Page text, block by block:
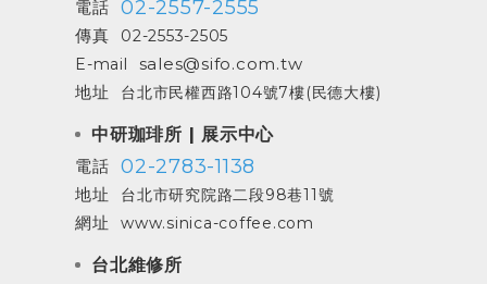
電話 02-2557-2555
傳真
02-2553-2505
E-mail
sales@sifo.com.tw
地址
台北市民權西路104號7樓(民德大樓)
中研珈琲所 | 展示中心
電話 02-2783-1138
地址 台北市研究院路二段98巷11號
網址 www.sinica-coffee.com
台北維修所